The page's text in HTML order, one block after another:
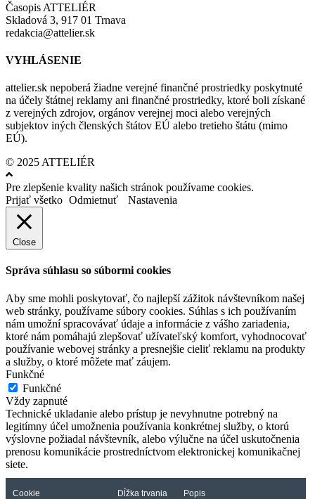
Časopis ATTELIÉR
Skladová 3, 917 01 Trnava
redakcia@attelier.sk
VYHLÁSENIE
attelier.sk nepoberá žiadne verejné finančné prostriedky poskytnuté
na účely štátnej reklamy ani finančné prostriedky, ktoré boli získané
z verejných zdrojov, orgánov verejnej moci alebo verejných
subjektov iných členských štátov EÚ alebo tretieho štátu (mimo
EÚ).
© 2025 ATTELIÉR
Pre zlepšenie kvality našich stránok používame cookies.
Prijať všetko Odmietnuť Nastavenia
Close
Správa súhlasu so súbormi cookies
Aby sme mohli poskytovať, čo najlepší zážitok návštevníkom našej
web stránky, používame súbory cookies. Súhlas s ich používaním
nám umožní spracovávať údaje a informácie z vášho zariadenia,
ktoré nám pomáhajú zlepšovať užívateľský komfort, vyhodnocovať
používanie webovej stránky a presnejšie cieliť reklamu na produkty
a služby, o ktoré môžete mať záujem.
Funkčné
Funkčné
Vždy zapnuté
Technické ukladanie alebo prístup je nevyhnutne potrebný na
legitímny účel umožnenia používania konkrétnej služby, o ktorú
výslovne požiadal návštevník, alebo výlučne na účel uskutočnenia
prenosu komunikácie prostredníctvom elektronickej komunikačnej
siete.
Cookie Dĺžka trvania Popis